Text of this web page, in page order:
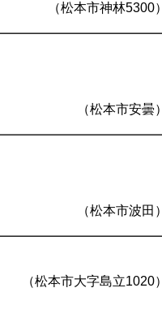
（松本市神林5300）
（松本市安曇）
（松本市波田）
（松本市大字島立1020）